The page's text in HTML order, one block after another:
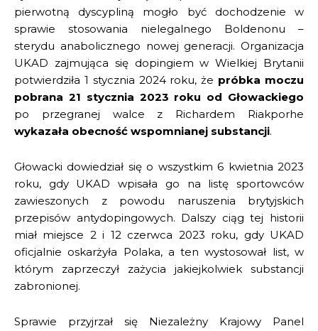
pierwotną dyscypliną mogło być dochodzenie w
sprawie stosowania nielegalnego Boldenonu –
sterydu anabolicznego nowej generacji. Organizacja
UKAD zajmująca się dopingiem w Wielkiej Brytanii
potwierdziła 1 stycznia 2024 roku, że próbka moczu
pobrana 21 stycznia 2023 roku od Głowackiego
po przegranej walce z Richardem Riakporhe
wykazała obecność wspomnianej substancji.
Głowacki dowiedział się o wszystkim 6 kwietnia 2023
roku, gdy UKAD wpisała go na listę sportowców
zawieszonych z powodu naruszenia brytyjskich
przepisów antydopingowych. Dalszy ciąg tej historii
miał miejsce 2 i 12 czerwca 2023 roku, gdy UKAD
oficjalnie oskarżyła Polaka, a ten wystosował list, w
którym zaprzeczył zażycia jakiejkolwiek substancji
zabronionej.
Sprawie przyjrzał się Niezależny Krajowy Panel